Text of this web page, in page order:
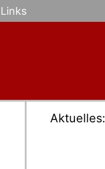
Links
Aktuelles: